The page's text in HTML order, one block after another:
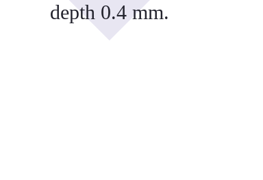
depth 0.4 mm.